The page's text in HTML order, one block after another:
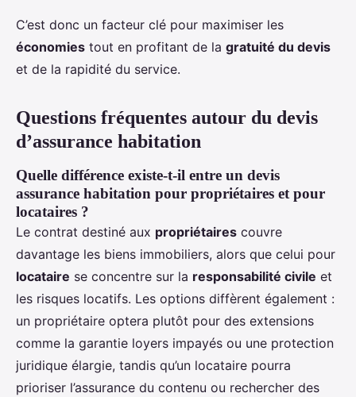
C’est donc un facteur clé pour maximiser les
économies tout en profitant de la gratuité du devis
et de la rapidité du service.
Questions fréquentes autour du devis
d’assurance habitation
Quelle différence existe-t-il entre un devis
assurance habitation pour propriétaires et pour
locataires ?
Le contrat destiné aux propriétaires couvre
davantage les biens immobiliers, alors que celui pour
locataire se concentre sur la responsabilité civile et
les risques locatifs. Les options diffèrent également :
un propriétaire optera plutôt pour des extensions
comme la garantie loyers impayés ou une protection
juridique élargie, tandis qu’un locataire pourra
prioriser l’assurance du contenu ou rechercher des